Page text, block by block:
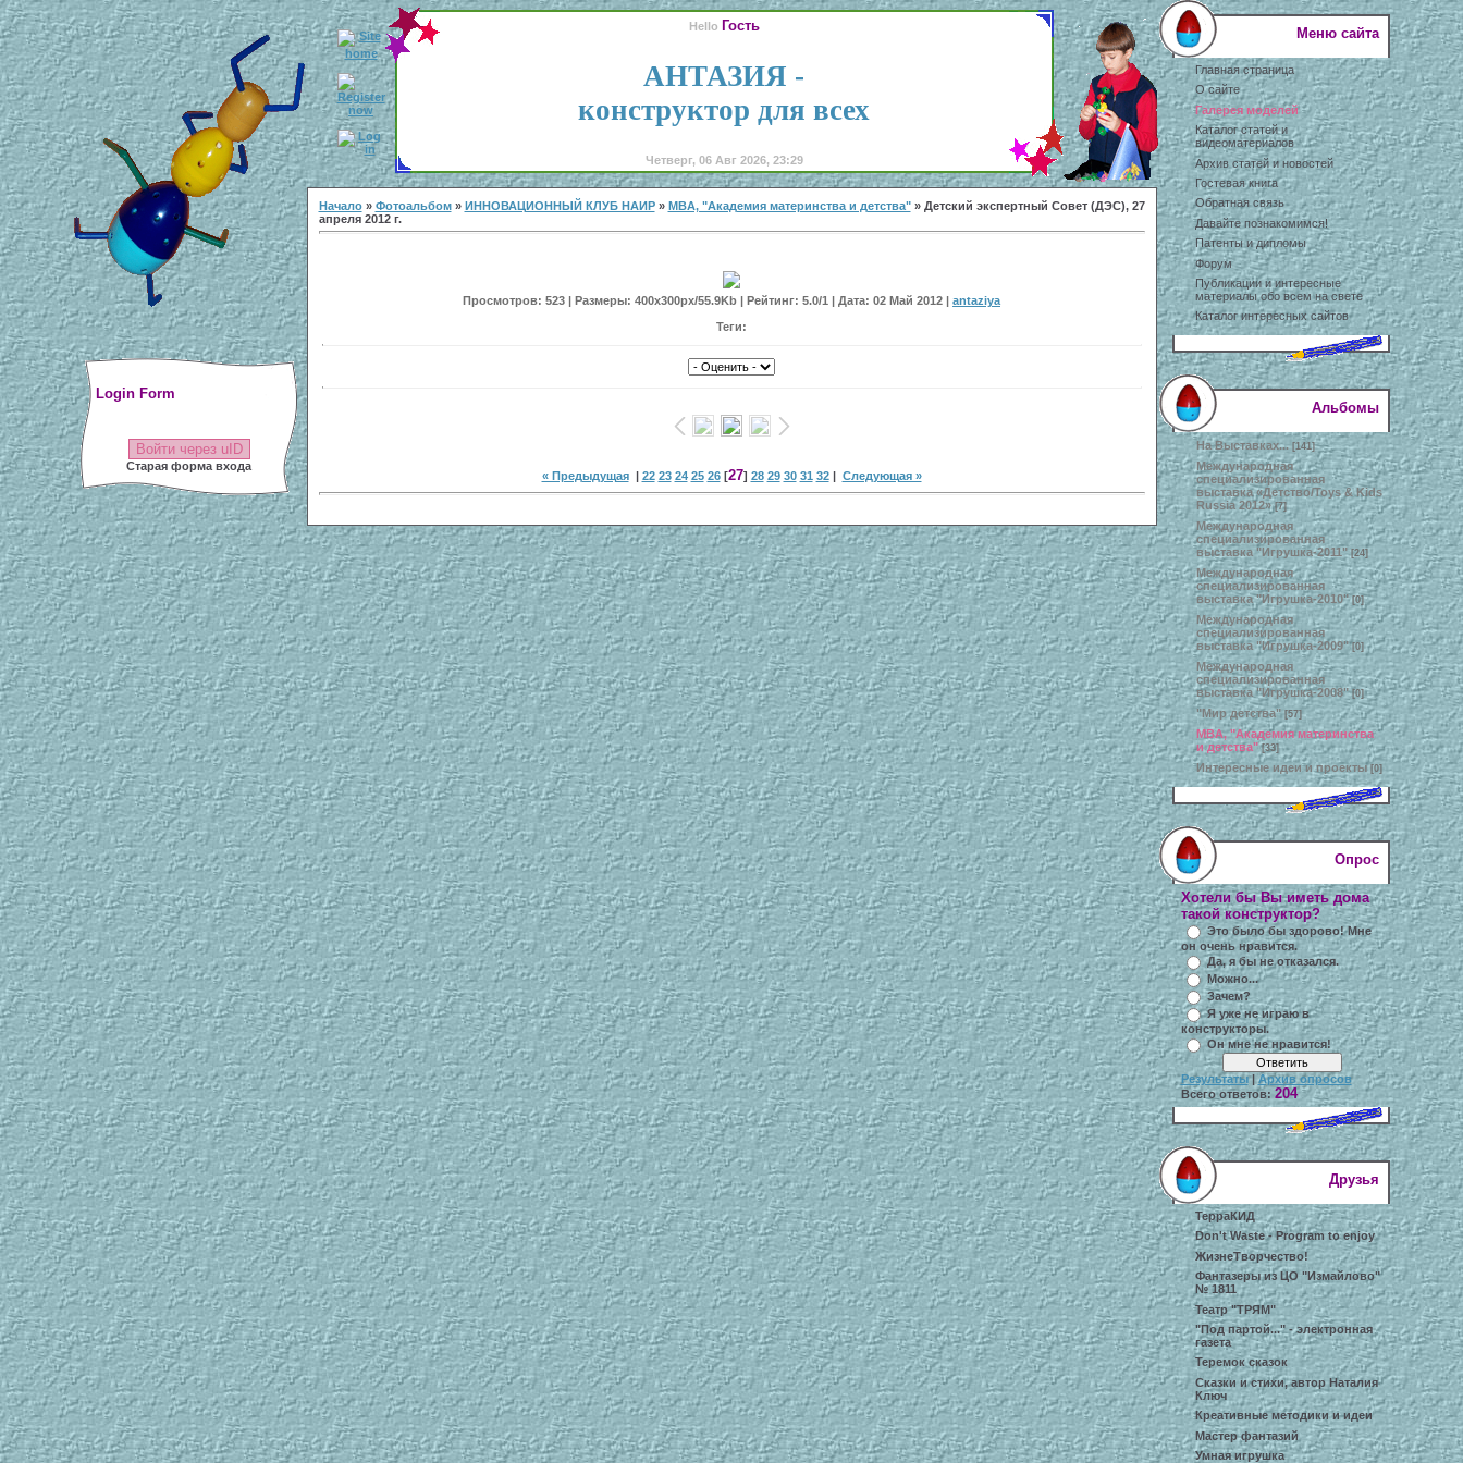
Login Form
Войти через uID
Старая форма входа
Hello Гость
АНТАЗИЯ -
конструктор для всех
Четверг, 06 Авг 2026, 23:29
Начало» Фотоальбом» ИННОВАЦИОННЫЙ КЛУБ НАИР» MBA, "Академия материнства и детства"» Детский экспертный Совет (ДЭС), 27
апреля 2012 г.
Просмотров: 523 | Размеры: 400x300px/55.9Kb | Рейтинг: 5.0/1 | Дата: 02 Май 2012 | antaziya
Теги:
« Предыдущая| 22 23 24 25 26[27] 28 29 30 31 32| Следующая »
Меню сайта
Главная страница
О сайте
Галерея моделей
Каталог статей и
видеоматериалов
Архив статей и новостей
Гостевая книга
Обратная связь
Давайте познакомимся!
Патенты и дипломы
Форум
Публикации и интересные
материалы обо всем на свете
Каталог интересных сайтов
Альбомы
На Выставках... [141]
Международная
специализированная
выставка «Детство/Toys & Kids
Russia 2012» [7]
Международная
специализированная
выставка "Игрушка-2011" [24]
Международная
специализированная
выставка "Игрушка-2010" [0]
Международная
специализированная
выставка "Игрушка-2009" [0]
Международная
специализированная
выставка "Игрушка-2008" [0]
"Мир детства" [57]
MBA, "Академия материнства
и детства" [33]
Интересные идеи и проекты [0]
Опрос
Хотели бы Вы иметь дома
такой конструктор?
Это было бы здорово! Мне
он очень нравится.
Да, я бы не отказался.
Можно...
Зачем?
Я уже не играю в
конструкторы.
Он мне не нравится!
Результаты|Архив опросов
Всего ответов: 204
Друзья
ТерраКИД
Don't Waste - Program to enjoy
ЖизнеТворчество!
Фантазеры из ЦО "Измайлово"
№ 1811
Театр "ТРЯМ"
"Под партой..." - электронная
газета
Теремок сказок
Сказки и стихи, автор Наталия
Ключ
Креативные методики и идеи
Мастер фантазий
Умная игрушка